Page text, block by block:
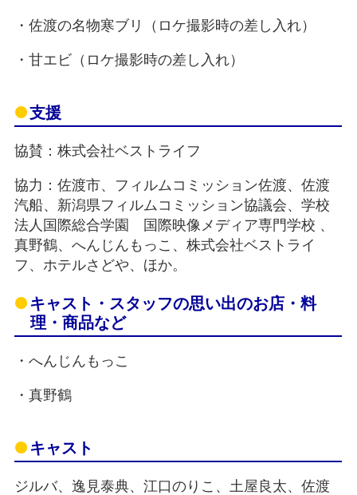
・佐渡の名物寒ブリ（ロケ撮影時の差し入れ）
・甘エビ（ロケ撮影時の差し入れ）
支援
協賛：株式会社ベストライフ
協力：佐渡市、フィルムコミッション佐渡、佐渡
汽船、新潟県フィルムコミッション協議会、学校
法人国際総合学園 国際映像メディア専門学校 、
真野鶴、へんじんもっこ、株式会社ベストライ
フ、ホテルさどや、ほか。
キャスト・スタッフの思い出のお店・料
理・商品など
・へんじんもっこ
・真野鶴
キャスト
ジルバ、逸見泰典、江口のりこ、土屋良太、佐渡